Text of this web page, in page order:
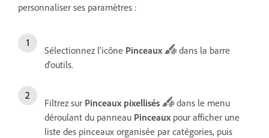
personnaliser ses paramètres :
Sélectionnez l'icône Pinceaux
dans la barre
d'outils.
Filtrez sur Pinceaux pixellisés
dans le menu
déroulant du panneau Pinceaux pour afficher une
liste des pinceaux organisée par catégories, puis